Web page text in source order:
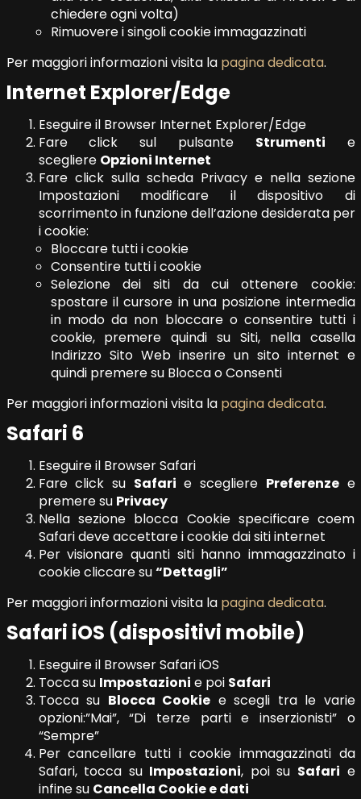
chiedere ogni volta)
Rimuovere i singoli cookie immagazzinati
Per maggiori informazioni visita la pagina dedicata.
Internet Explorer/Edge
Eseguire il Browser Internet Explorer/Edge
Fare click sul pulsante Strumenti e
scegliere Opzioni Internet
Fare click sulla scheda Privacy e nella sezione
Impostazioni modificare il dispositivo di
scorrimento in funzione dell’azione desiderata per
i cookie:
Bloccare tutti i cookie
Consentire tutti i cookie
Selezione dei siti da cui ottenere cookie:
spostare il cursore in una posizione intermedia
in modo da non bloccare o consentire tutti i
cookie, premere quindi su Siti, nella casella
Indirizzo Sito Web inserire un sito internet e
quindi premere su Blocca o Consenti
Per maggiori informazioni visita la pagina dedicata.
Safari 6
Eseguire il Browser Safari
Fare click su Safari e scegliere Preferenzee
premere su Privacy
Nella sezione blocca Cookie specificare coem
Safari deve accettare i cookie dai siti internet
Per visionare quanti siti hanno immagazzinato i
cookie cliccare su“Dettagli”
Per maggiori informazioni visita la pagina dedicata.
Safari iOS (dispositivi mobile)
Eseguire il Browser Safari iOS
Tocca su Impostazioni e poi Safari
Tocca su Blocca Cookie e scegli tra le varie
opzioni:”Mai”, “Di terze parti e inserzionisti” o
“Sempre”
Per cancellare tutti i cookie immagazzinati da
Safari, tocca su Impostazioni, poi su Safari e
infine su Cancella Cookie e dati